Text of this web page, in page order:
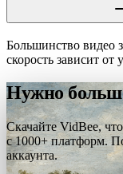
Большинство видео
скорость зависит от
Нужно
Скачайте VidBee,
с 1000+ платформ.
аккаунта.